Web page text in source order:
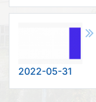
2022-05-31